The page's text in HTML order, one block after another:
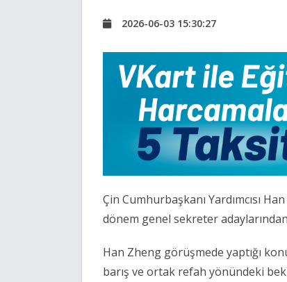
2026-06-03 15:30:27
Çin Cumhurbaşkanı Yardımcısı
dönem genel sekreter
Han Zheng görüşmede yaptığı
barış ve ortak refah yönündeki